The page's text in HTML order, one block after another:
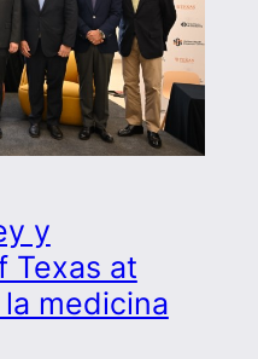
y
Texas at
medicina